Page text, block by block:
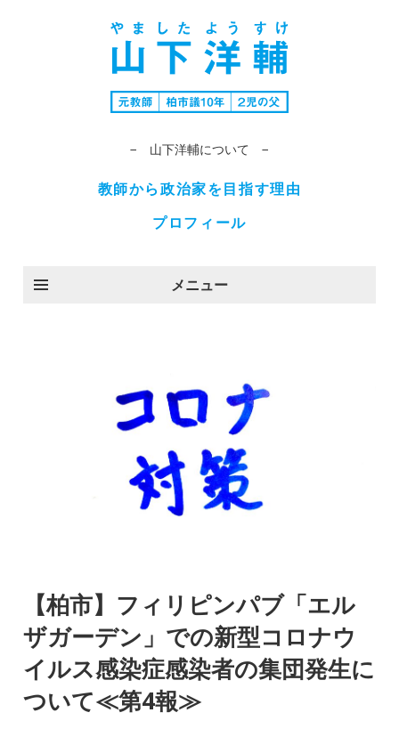
− 山下洋輔について −
教師から政治家を目指す理由
プロフィール
メニュー
【柏市】フィリピンパブ「エル
ザガーデン」での新型コロナウ
イルス感染症感染者の集団発生に
ついて≪第4報≫